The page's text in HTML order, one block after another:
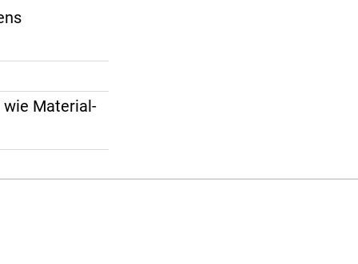
Material-